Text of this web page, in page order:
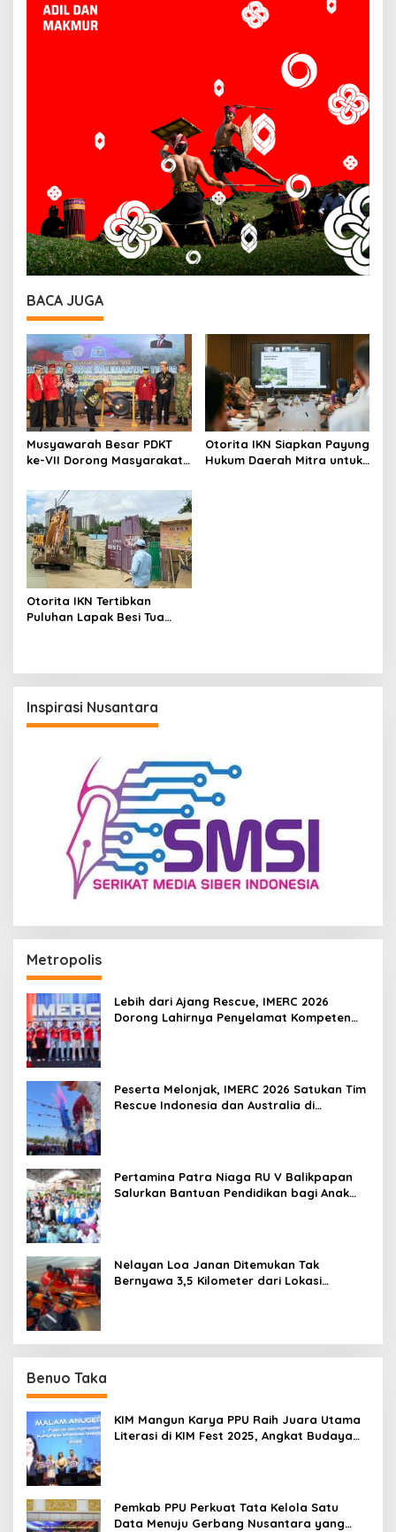
BACA JUGA
Musyawarah Besar PDKT
ke-VII Dorong Masyarakat
Pembangunan IKN
Otorita IKN Siapkan Payung
Hukum Daerah Mitra untuk
Otorita IKN Tertibkan
Puluhan Lapak Besi Tua
Inspirasi Nusantara
Metropolis
Lebih dari Ajang Rescue, IMERC 2026
Dorong Lahirnya Penyelamat Kompeten
Peserta Melonjak, IMERC 2026 Satukan Tim
Rescue Indonesia dan Australia di
Pertamina Patra Niaga RU V Balikpapan
Salurkan Bantuan Pendidikan bagi Anak
Nelayan Loa Janan Ditemukan Tak
Bernyawa 3,5 Kilometer dari Lokasi
Benuo Taka
KIM Mangun Karya PPU Raih Juara Utama
Literasi di KIM Fest 2025, Angkat Budaya
Pemkab PPU Perkuat Tata Kelola Satu
Data Menuju Gerbang Nusantara yang